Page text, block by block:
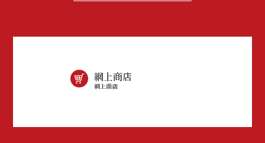
網上商店
網上商店